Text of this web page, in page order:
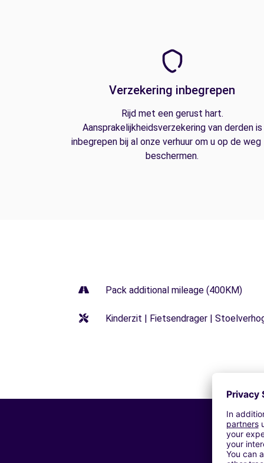
Verzekering inbegrepen
Rijd met een gerust hart.
Aansprakelijkheidsverzekering van derden is
inbegrepen bij al onze verhuur om u op de
beschermen.
Pack additional mileage (400KM)
Kinderzit | Fietsendrager |